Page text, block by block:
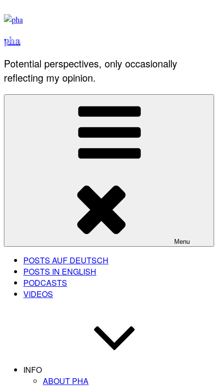
to
pha
Potential perspectives, only occasionally
reflecting my opinion.
Menu
POSTS AUF DEUTSCH
POSTS IN ENGLISH
PODCASTS
VIDEOS
INFO
ABOUT PHA